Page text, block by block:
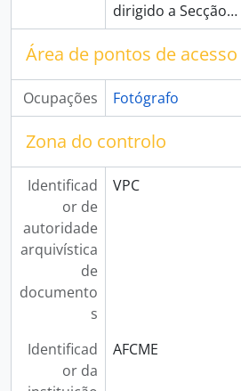
dirigido a Secção…
Área de pontos de acesso
Ocupações Fotógrafo
Zona do controlo
Identificad
or de
autoridade
arquivística
de
documento
s
VPC
Identificad
or da
AFCME